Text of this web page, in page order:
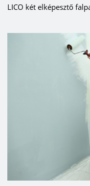
LICO két elképesztő